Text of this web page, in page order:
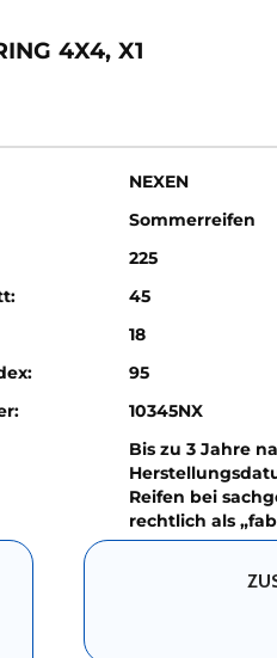
4X4, X1
NEXEN
Sommerreifen
225
45
18
95
10345NX
Bis zu 3 Jahre
Reifen bei
rechtlich als